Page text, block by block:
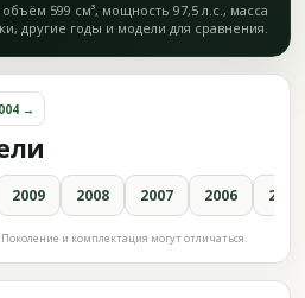
599 см³, мощность 97,5 л.с., масса
другие годы и модели для сравнения.
→
2009 2008 2007 2006 2005
и комплектация могут отличаться.